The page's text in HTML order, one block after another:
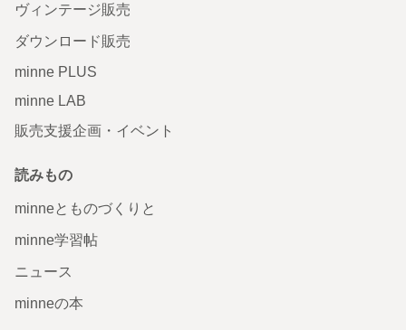
ヴィンテージ販売
ダウンロード販売
minne PLUS
minne LAB
販売支援企画・イベント
読みもの
minneとものづくりと
minne学習帖
ニュース
minneの本